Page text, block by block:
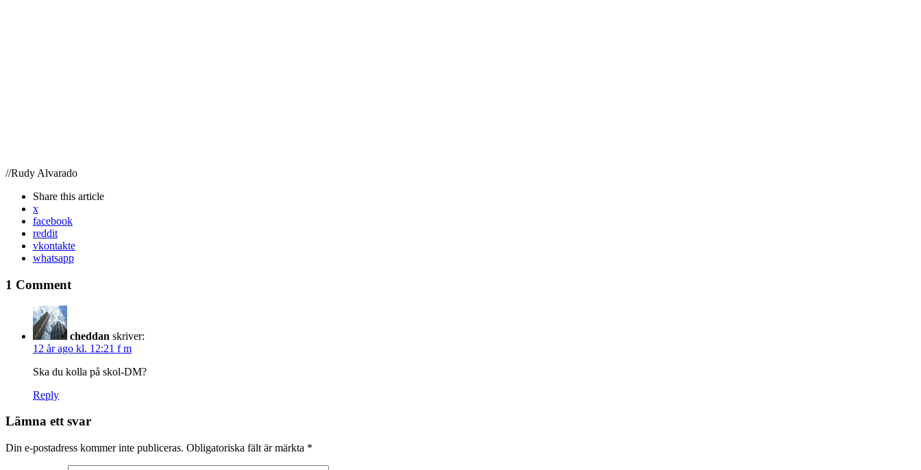
//Rudy Alvarado
Share this article
x
facebook
reddit
vkontakte
whatsapp
1 Comment
cheddan skriver:
12 år ago kl. 12:21 f m
Ska du kolla på skol-DM?
Reply
Lämna ett svar
Din e-postadress kommer inte publiceras. Obligatoriska fält är märkta *